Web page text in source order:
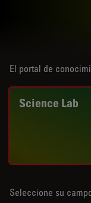
El portal de
Science Lab
Seleccione su